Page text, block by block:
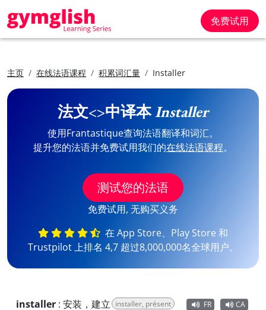
免费试用
主页 在线法语课程 积累词汇量 Installer
法文<>中译本Installer
使用Frantastique查询法语翻译和词汇。
提升您的法语并免费试用我们的在线法语课程。
测试您的法语
免费试用, 无购买义务
在 App Store、Play Store 和
Trustpilot 上排名 4,7 超过8,000,000名全球用户。
installer : 安装，建立 installer, présent FR CA